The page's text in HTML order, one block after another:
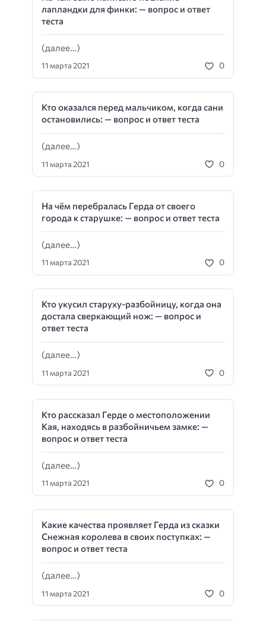
лапландки для финки: — вопрос и ответ
теста
(далее…)
11 марта 2021 0
Кто оказался перед мальчиком, когда сани
остановились: — вопрос и ответ теста
(далее…)
11 марта 2021 0
На чём перебралась Герда от своего
города к старушке: — вопрос и ответ теста
(далее…)
11 марта 2021 0
Кто укусил старуху-разбойницу, когда она
достала сверкающий нож: — вопрос и
ответ теста
(далее…)
11 марта 2021 0
Кто рассказал Герде о местоположении
Кая, находясь в разбойничьем замке: —
вопрос и ответ теста
(далее…)
11 марта 2021 0
Какие качества проявляет Герда из сказки
Снежная королева в своих поступках: —
вопрос и ответ теста
(далее…)
11 марта 2021 0